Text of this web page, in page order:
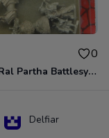
0
AD&D Ral Partha Battlesystem Villains/Forgotten Realms 11-955 Miniatures
Delfiar